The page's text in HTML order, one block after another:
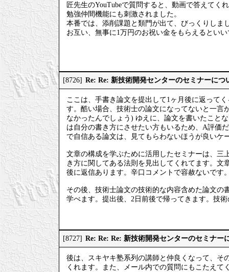
匠先生のYouTubeで質問すると、動画で答えてく
勉強仲間機能にも刺激されました。
本番では、添削課題と類門が出て、びっくりしま
お互い、無事に1万円のお祝い金をもらえるとい
[8726] Re: Re: 新技術開発センターのセミナーにつ
ここは、手書き論文を提出して1ヶ月後に返って
す。酷い場合、技術士の論文になってないと一言
なかったんでしょう) ゆえに、論文を書いたこと
は自分の書き方にさせたい方もいるため、A評価
で自信ある論文は、見てもらわないほうが良いケ
文章の構成を学ぶために活用したセミナーは、三
き方に関してある法則を見出してくれてます。
後に返信あります。辛口コメントで容赦ないです
その後、技術士論文の技術的な内容含めた論文の
学べます。提出後、2日前後で帰ってきます。技
[8727] Re: Re: Re: 新技術開発センターのセミナー
後は、スキヤキ塾系列の講師と仲良くなって、そ
くれます。また、メール内での質問にもこたえて